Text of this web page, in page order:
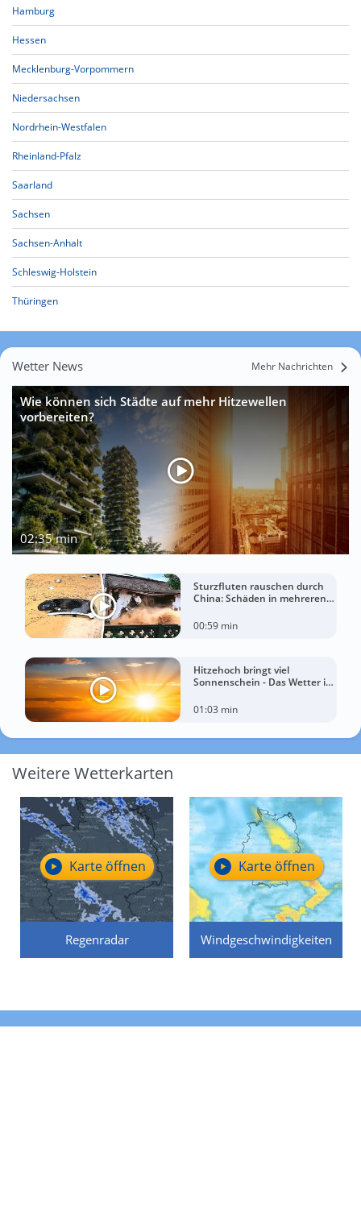
Hamburg
Hessen
Mecklenburg-Vorpommern
Niedersachsen
Nordrhein-Westfalen
Rheinland-Pfalz
Saarland
Sachsen
Sachsen-Anhalt
Schleswig-Holstein
Thüringen
Wetter News Mehr Nachrichten
Wie können sich Städte auf mehr Hitzewellen
vorbereiten?
02:35 min
Sturzfluten rauschen durch
China: Schäden in mehreren
00:59 min
Hitzehoch bringt viel
Sonnenschein - Das Wetter in
01:03 min
Weitere Wetterkarten
Regenradar
Karte öffnen
Windgeschwindigkeiten
Karte öffnen